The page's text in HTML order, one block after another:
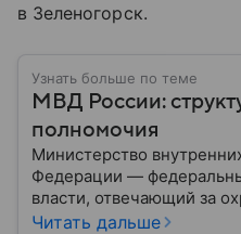
в Зеленогорск.
Узнать больше по теме
МВД России:
полномочия
Министерство
Федерации —
власти, отвечающий за
порядка, борьбу с
Читать дальше